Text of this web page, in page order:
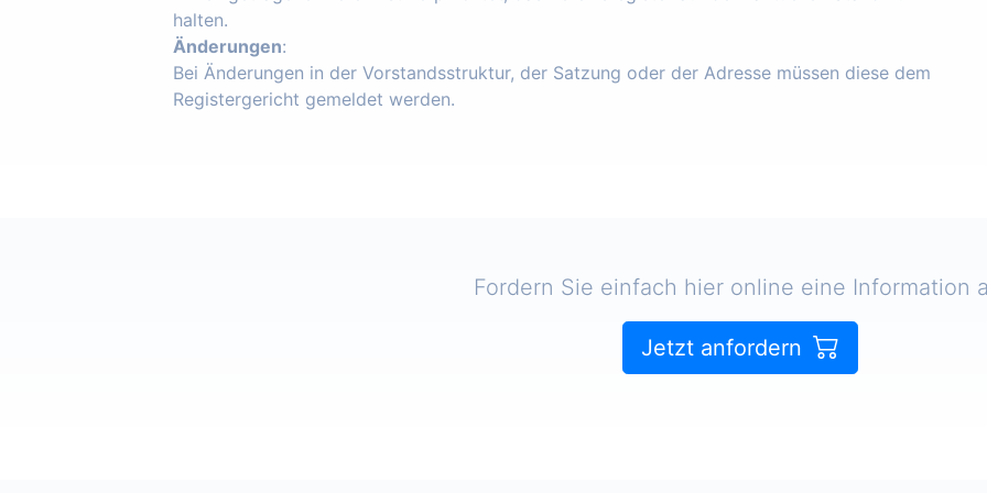
halten.
Änderungen:
Bei Änderungen in der Vorstandsstruktur, der Satzung oder der Adresse müssen diese dem
Registergericht gemeldet werden.
Fordern Sie einfach hier online eine Information
Jetzt anfordern